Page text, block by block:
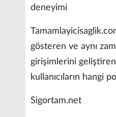
deneyimi
gösteren ve aynı
girişimlerini
kullanıcıların hangi
Sigortam.net